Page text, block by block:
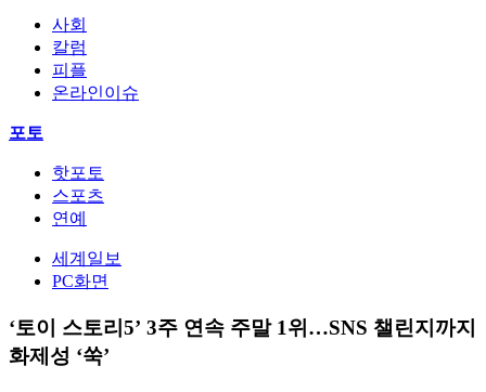
사회
칼럼
피플
온라인이슈
포토
핫포토
스포츠
연예
세계일보
PC화면
‘토이 스토리5’ 3주 연속 주말 1위…SNS 챌린지까지
화제성 ‘쑥’